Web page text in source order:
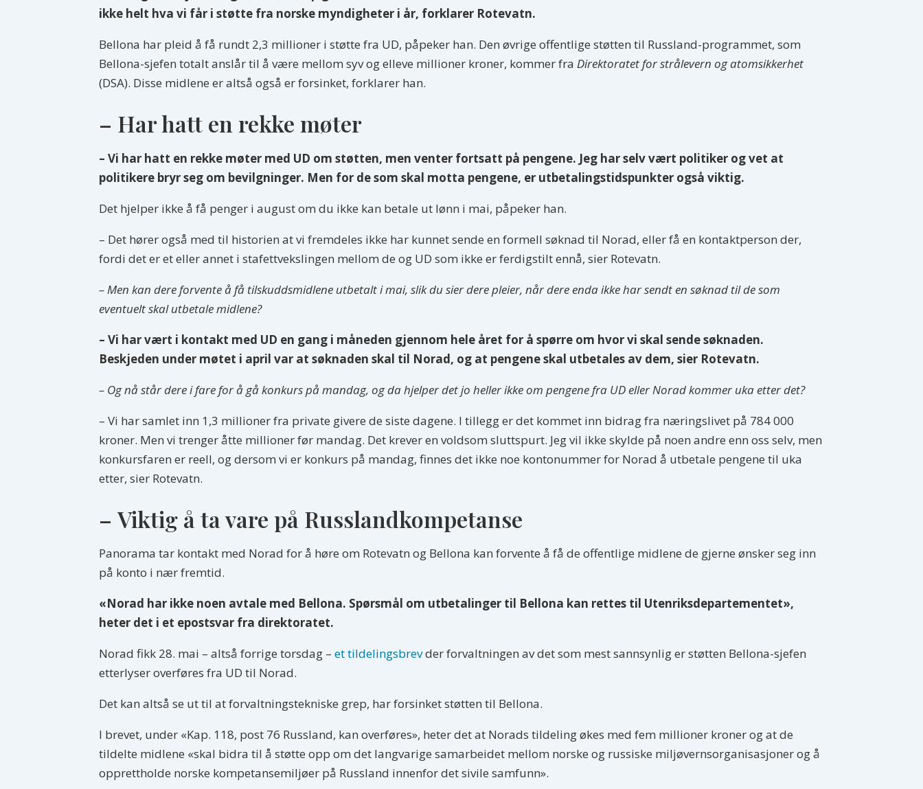
ikke helt hva vi får i støtte fra norske myndigheter i år, forklarer Rotevatn.
Bellona har pleid å få rundt 2,3 millioner i støtte fra UD, påpeker han. Den øvrige offentlige støtten til Russland-programmet, som
Bellona-sjefen totalt anslår til å være mellom syv og elleve millioner kroner, kommer fra Direktoratet for strålevern og atomsikkerhet
(DSA). Disse midlene er altså også er forsinket, forklarer han.
– Har hatt en rekke møter
– Vi har hatt en rekke møter med UD om støtten, men venter fortsatt på pengene. Jeg har selv vært politiker og vet at
politikere bryr seg om bevilgninger. Men for de som skal motta pengene, er utbetalingstidspunkter også viktig.
Det hjelper ikke å få penger i august om du ikke kan betale ut lønn i mai, påpeker han.
– Det hører også med til historien at vi fremdeles ikke har kunnet sende en formell søknad til Norad, eller få en kontaktperson der,
fordi det er et eller annet i stafettvekslingen mellom de og UD som ikke er ferdigstilt ennå, sier Rotevatn.
– Men kan dere forvente å få tilskuddsmidlene utbetalt i mai, slik du sier dere pleier, når dere enda ikke har sendt en søknad til de som
eventuelt skal utbetale midlene?
– Vi har vært i kontakt med UD en gang i måneden gjennom hele året for å spørre om hvor vi skal sende søknaden.
Beskjeden under møtet i april var at søknaden skal til Norad, og at pengene skal utbetales av dem, sier Rotevatn.
– Og nå står dere i fare for å gå konkurs på mandag, og da hjelper det jo heller ikke om pengene fra UD eller Norad kommer uka etter det?
– Vi har samlet inn 1,3 millioner fra private givere de siste dagene. I tillegg er det kommet inn bidrag fra næringslivet på 784 000
kroner. Men vi trenger åtte millioner før mandag. Det krever en voldsom sluttspurt. Jeg vil ikke skylde på noen andre enn oss selv, men
konkursfaren er reell, og dersom vi er konkurs på mandag, finnes det ikke noe kontonummer for Norad å utbetale pengene til uka
etter, sier Rotevatn.
– Viktig å ta vare på Russlandkompetanse
Panorama tar kontakt med Norad for å høre om Rotevatn og Bellona kan forvente å få de offentlige midlene de gjerne ønsker seg inn
på konto i nær fremtid.
«Norad har ikke noen avtale med Bellona. Spørsmål om utbetalinger til Bellona kan rettes til Utenriksdepartementet»,
heter det i et epostsvar fra direktoratet.
Norad fikk 28. mai – altså forrige torsdag – et tildelingsbrevder forvaltningen av det som mest sannsynlig er støtten Bellona-sjefen
etterlyser overføres fra UD til Norad.
Det kan altså se ut til at forvaltningstekniske grep, har forsinket støtten til Bellona.
I brevet, under «Kap. 118, post 76 Russland, kan overføres», heter det at Norads tildeling økes med fem millioner kroner og at de
tildelte midlene «skal bidra til å støtte opp om det langvarige samarbeidet mellom norske og russiske miljøvernsorganisasjoner og å
opprettholde norske kompetansemiljøer på Russland innenfor det sivile samfunn».